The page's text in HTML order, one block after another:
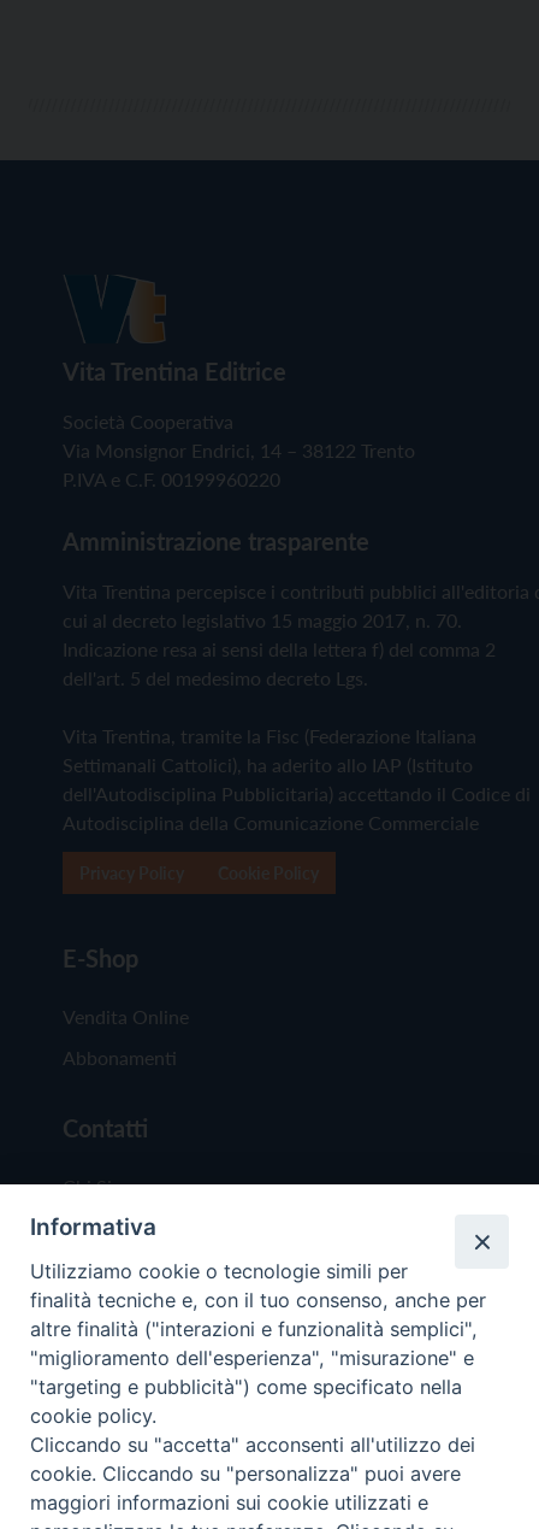
Vita Trentina Editrice
Società Cooperativa
Via Monsignor Endrici, 14 – 38122 Trento
P.IVA e C.F. 00199960220
Amministrazione trasparente
Vita Trentina percepisce i contributi pubblici all'editoria
cui al decreto legislativo 15 maggio 2017, n. 70.
Indicazione resa ai sensi della lettera f) del comma 2
dell'art. 5 del medesimo decreto Lgs.
Vita Trentina, tramite la Fisc (Federazione Italiana
Settimanali Cattolici), ha aderito allo IAP (Istituto
dell'Autodisciplina Pubblicitaria) accettando il Codice di
Autodisciplina della Comunicazione Commerciale
E-Shop
Vendita Online
Abbonamenti
Contatti
Chi Siamo
Redazione
Scrivici
Copyright © 2019 - Tutti i diritti riservati - Vita
Trentina Editrice
Privacy Policy
Informativa
Utilizziamo cookie o tecnologie simili per
finalità tecniche e, con il tuo consenso, anche per
altre finalità ("interazioni e funzionalità semplici",
"miglioramento dell'esperienza", "misurazione" e
"targeting e pubblicità") come specificato nella
cookie policy.
Cliccando su "accetta" acconsenti all'utilizzo dei
cookie. Cliccando su "personalizza" puoi avere
maggiori informazioni sui cookie utilizzati e